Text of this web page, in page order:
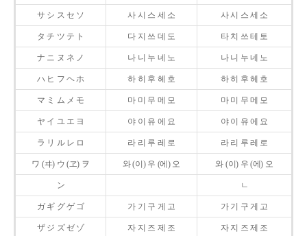
サ シ ス セ ソ 사 시 스 세 소 사 시 스 세 소
タ チ ツ テ ト 다 지 쓰 데 도 타 치 쓰 테 토
ナ ニ ヌ ネ ノ 나 니 누 네 노 나 니 누 네 노
ハ ヒ フ ヘ ホ 하 히 후 헤 호 하 히 후 헤 호
マ ミ ム メ モ 마 미 무 메 모 마 미 무 메 모
ヤ イ ユ エ ヨ 야 이 유 에 요 야 이 유 에 요
ラ リ ル レ ロ 라 리 루 레 로 라 리 루 레 로
ワ (ヰ) ウ (ヱ) ヲ 와 (이) 우 (에) 오 와 (이) 우 (에) 오
ン ㄴ
ガ ギ グ ゲ ゴ 가 기 구 게 고 가 기 구 게 고
ザ ジ ズ ゼ ゾ 자 지 즈 제 조 자 지 즈 제 조